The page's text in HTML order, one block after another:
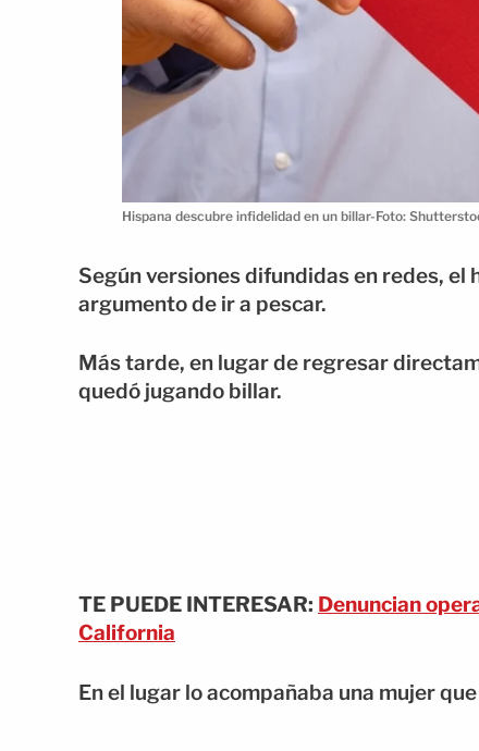
Hispana descubre infidelidad en un billar-Foto:
Según versiones difundidas en redes, el
argumento de ir a pescar.
Más tarde, en lugar de regresar
quedó jugando billar.
TE PUEDE INTERESAR: Denuncian
California
En el lugar lo acompañaba una mujer